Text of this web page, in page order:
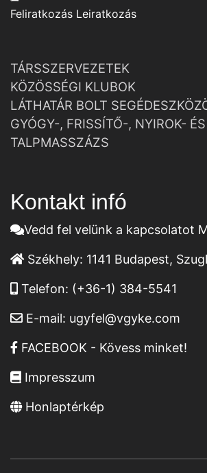
Feliratkozás Leiratkozás
TÁRSSZERVEZETEK
KÖZÖSSÉGI KLUBOK
LÁTHATÁR BOLT
GYÓGY-, FRISSÍTŐ-, NYIROK- ÉS
TALPMASSZÁZS
Kontakt infó
Vedd fel velünk a kapcsolatot
Székhely: 1141 Budapest,
Telefon: (+36-1) 384-5541
E-mail: ugyfel@vgyke.com
FACEBOOK - Kövess minket!
Impresszum
Honlaptérkép